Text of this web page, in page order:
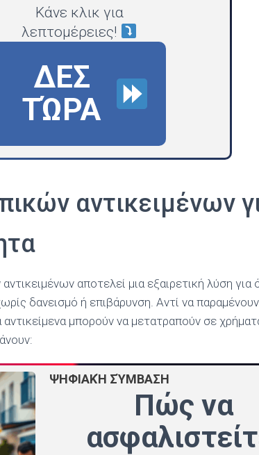
Κάνε κλικ για
λεπτομέρειες!
ΔΕΣ
ΤΏΡΑ
αντικειμένων
αποτελεί μια εξαιρετική λύση για
δανεισμό ή επιβάρυνση. Αντί να παραμένουν
αντικείμενα μπορούν να μετατραπούν σε
ΨΗΦΙΑΚΉ ΣΎΜΒΑΣΗ
Πώς να